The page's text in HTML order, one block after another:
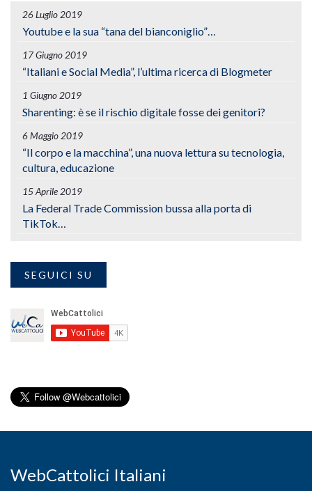
26 Luglio 2019
Youtube e la sua “tana del bianconiglio”…
17 Giugno 2019
“Italiani e Social Media”, l’ultima ricerca di Blogmeter
1 Giugno 2019
Sharenting: è se il rischio digitale fosse dei genitori?
6 Maggio 2019
“Il corpo e la macchina”, una nuova lettura su tecnologia,
cultura, educazione
15 Aprile 2019
La Federal Trade Commission bussa alla porta di
TikTok…
SEGUICI SU
WebCattolici Italiani